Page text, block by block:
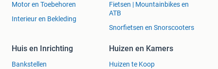
Motor en Toebehoren
Interieur en Bekleding
Fietsen | Mountainbikes en
ATB
Snorfietsen en Snorscooters
Huis en Inrichting
Bankstellen
Huizen en Kamers
Huizen te Koop